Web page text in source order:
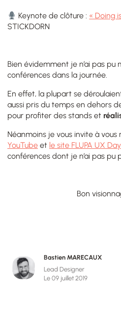
Keynote de clôture : « Doing
STICKDORN
Bien évidemment je n’ai pas pu
conférences dans la journée.
En effet, la plupart se
aussi pris du temps en dehors
pour profiter des stands et
Néanmoins je vous invite à vous
YouTube et le site FLUPA UX
conférences dont je n’ai pas
Bon
Bastien MARECAUX
Lead Designer
Le 09 juillet 2019